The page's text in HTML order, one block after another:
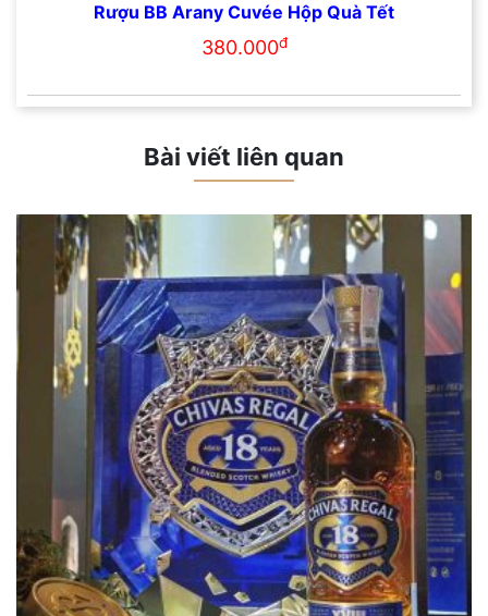
Rượu BB Arany Cuvée Hộp Quà Tết
380.000đ
Bài viết liên quan